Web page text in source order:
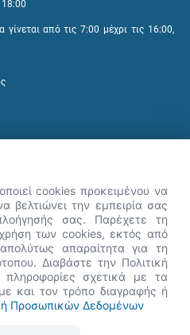
από τις 7:00 μέχρι τις 16:00,
νεότερες εκδόσεις, Google Chrome, Mozilla Firefox,
ήρθες! Είμαι η Νόησις.
πώς μπορώ να σε βοηθήσω
cookies προκειμένου να
βελτιώνει την εμπειρία σας
σας. Παρέχετε τη
των cookies, εκτός από
απαραίτητα για τη
Διαβάστε την Πολιτική
πληροφορίες σχετικά με τα
και τον τρόπο διαγραφής ή
Προσωπικών Δεδομένων